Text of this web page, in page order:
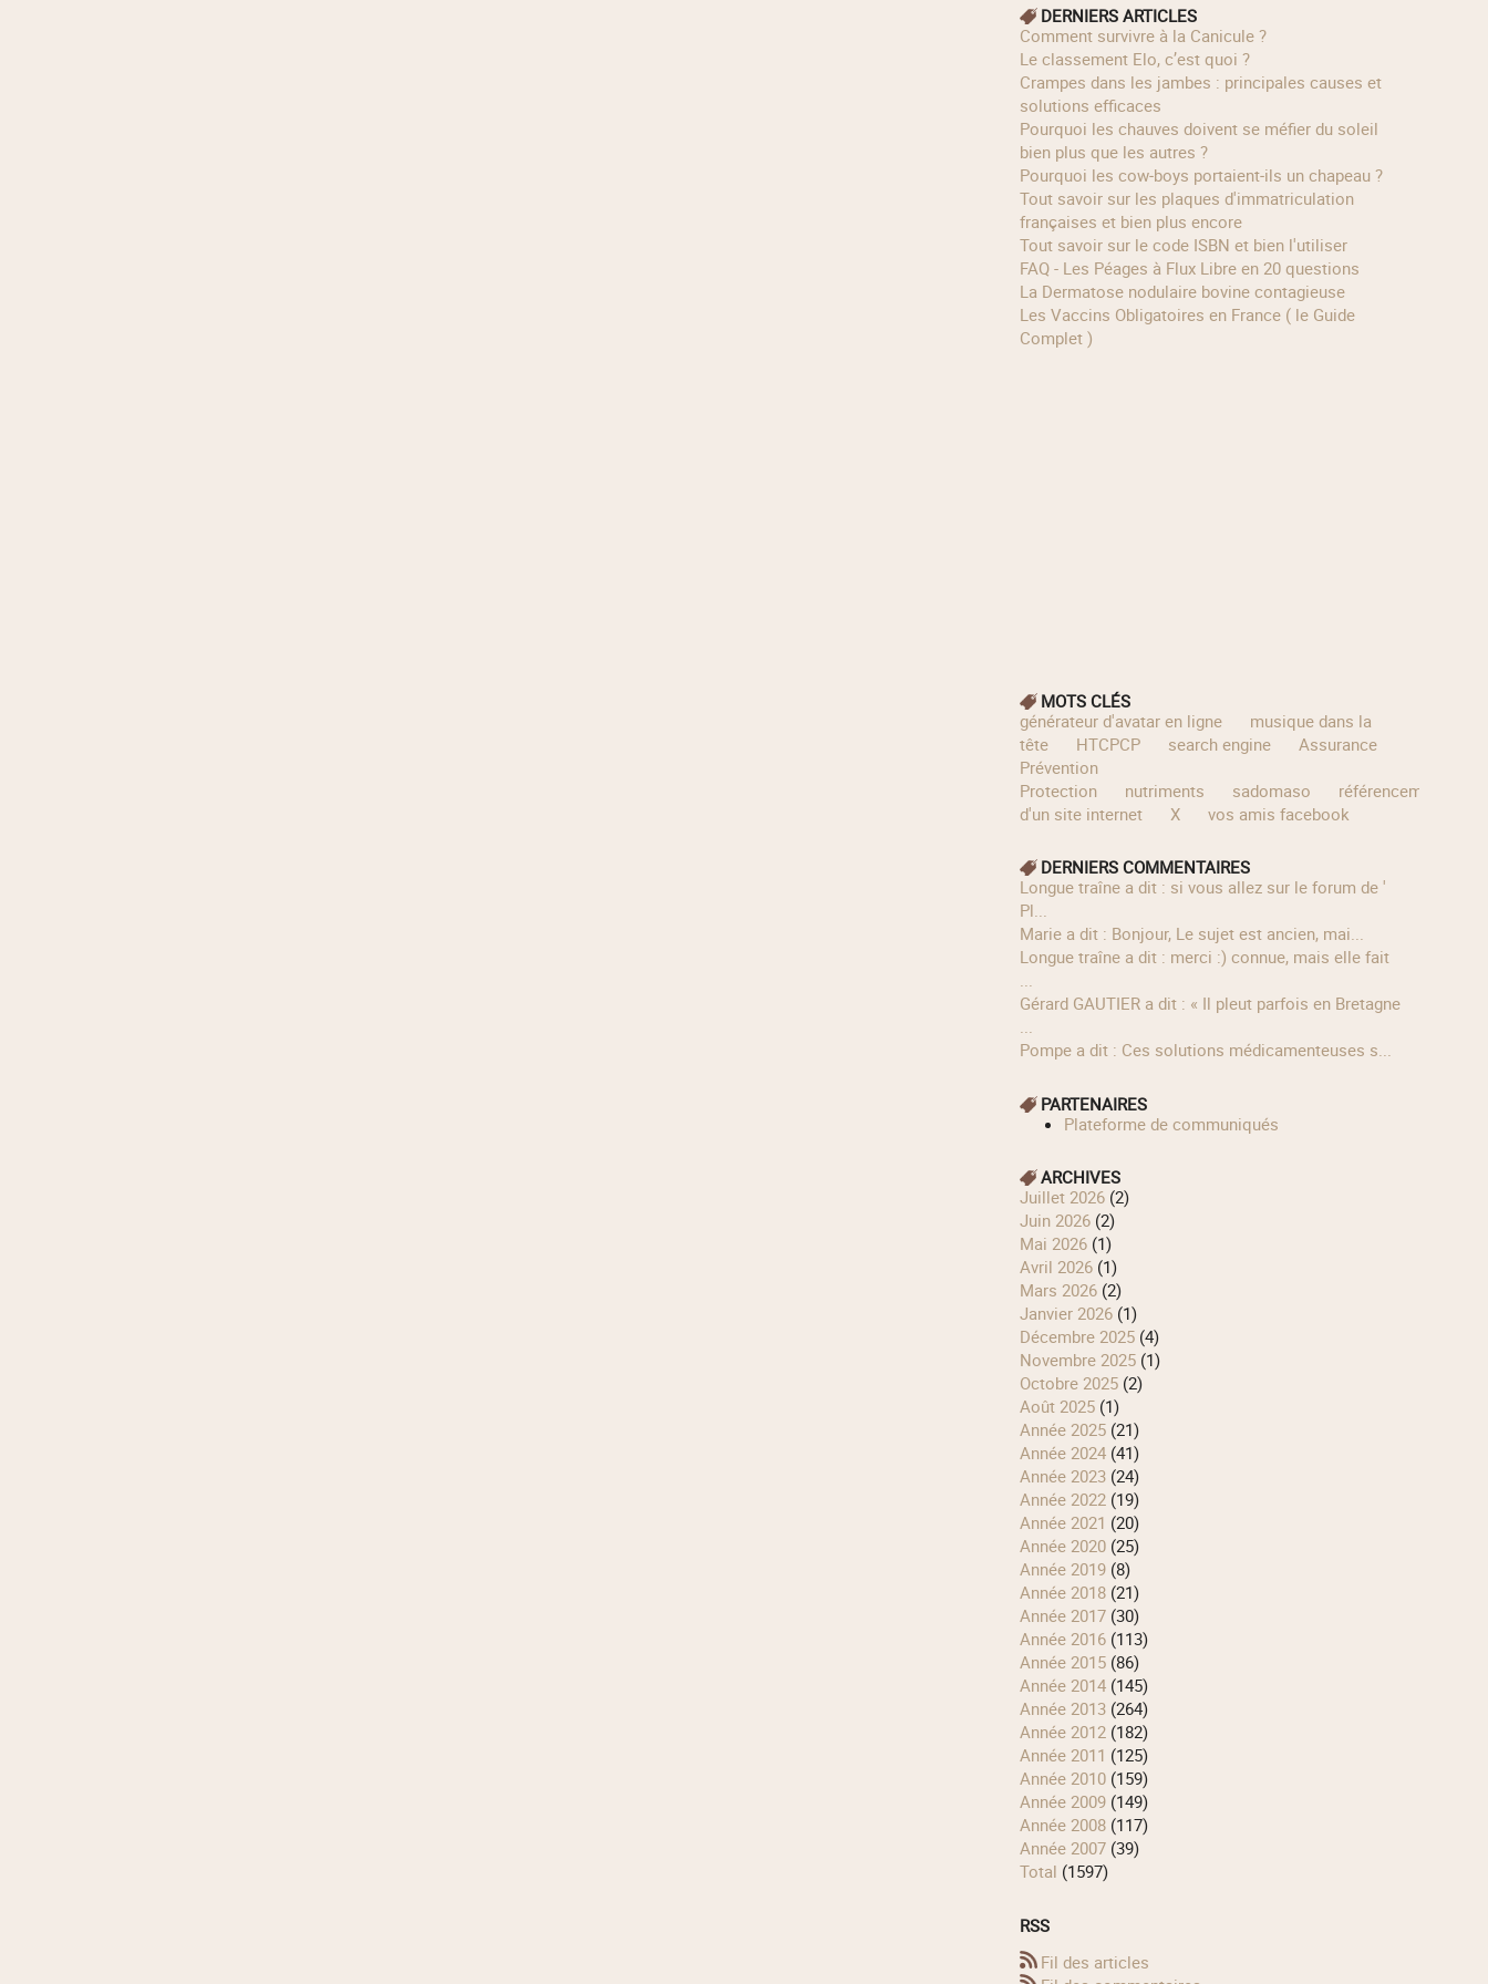
DERNIERS ARTICLES
Comment survivre à la Canicule ?
Le classement Elo, c’est quoi ?
Crampes dans les jambes : principales causes et
solutions efficaces
Pourquoi les chauves doivent se méfier du soleil
bien plus que les autres ?
Pourquoi les cow‑boys portaient‑ils un chapeau ?
Tout savoir sur les plaques d'immatriculation
françaises et bien plus encore
Tout savoir sur le code ISBN et bien l'utiliser
FAQ - Les Péages à Flux Libre en 20 questions
La Dermatose nodulaire bovine contagieuse
Les Vaccins Obligatoires en France ( le Guide
Complet )
MOTS CLÉS
générateur d'avatar en ligne
musique dans la
tête
HTCPCP search engine
Assurance
Prévention
Protection
nutriments sadomaso
référencement
d'un site internet
X vos amis facebook
DERNIERS COMMENTAIRES
longue traîne a dit : si vous allez sur le forum de '
Pl...
Marie a dit : Bonjour, Le sujet est ancien, mai...
longue traîne a dit : merci :) connue, mais elle fait
...
Gérard GAUTIER a dit : « Il pleut parfois en Bretagne
...
Pompe a dit : Ces solutions médicamenteuses s...
PARTENAIRES
Plateforme de communiqués
ARCHIVES
juillet 2026(2)
juin 2026(2)
mai 2026(1)
avril 2026(1)
mars 2026(2)
janvier 2026(1)
décembre 2025(4)
novembre 2025(1)
octobre 2025(2)
août 2025(1)
année 2025(21)
année 2024(41)
année 2023(24)
année 2022(19)
année 2021 (20)
année 2020(25)
année 2019(8)
année 2018(21)
année 2017(30)
année 2016(113)
année 2015(86)
année 2014(145)
année 2013(264)
année 2012(182)
année 2011 (125)
année 2010(159)
année 2009(149)
année 2008(117)
année 2007(39)
total (1597)
RSS
Fil des articles